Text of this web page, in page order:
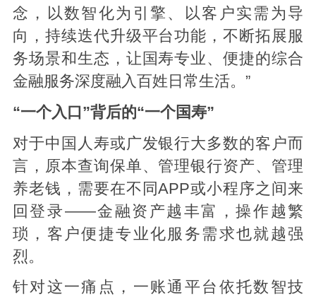
念，以数智化为引擎、以客户实需为导
向，持续迭代升级平台功能，不断拓展服
务场景和生态，让国寿专业、便捷的综合
金融服务深度融入百姓日常生活。”
“一个入口”背后的“一个国寿”
对于中国人寿或广发银行大多数的客户而
言，原本查询保单、管理银行资产、管理
养老钱，需要在不同APP或小程序之间来
回登录——金融资产越丰富，操作越繁
琐，客户便捷专业化服务需求也就越强
烈。
针对这一痛点，一账通平台依托数智技